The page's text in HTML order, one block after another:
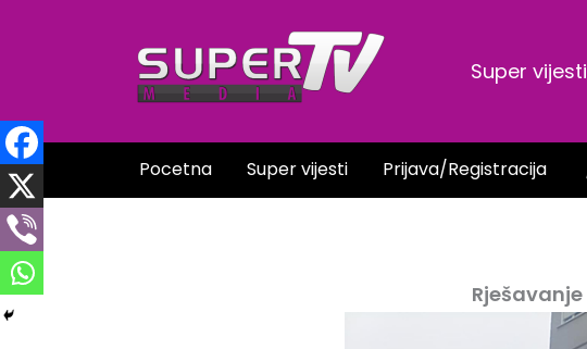
Super vijesti
Pocetna Super vijesti Prijava/Registracija